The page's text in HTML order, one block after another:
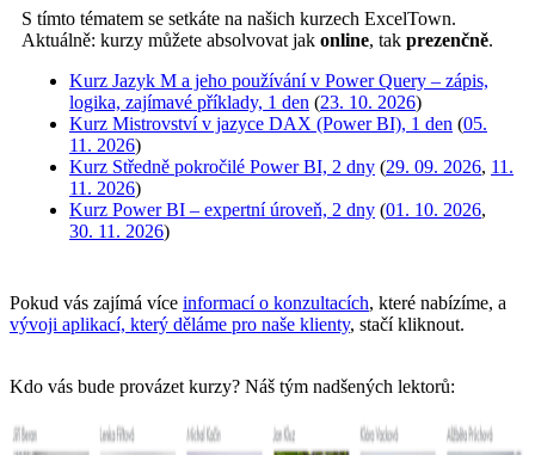
S tímto tématem se setkáte na našich kurzech ExcelTown.
Aktuálně: kurzy můžete absolvovat jak online, tak prezenčně.
Kurz Jazyk M a jeho používání v Power Query – zápis,
logika, zajímavé příklady, 1 den (23. 10. 2026)
Kurz Mistrovství v jazyce DAX (Power BI), 1 den (05.
11. 2026)
Kurz Středně pokročilé Power BI, 2 dny (29. 09. 2026, 11.
11. 2026)
Kurz Power BI – expertní úroveň, 2 dny (01. 10. 2026,
30. 11. 2026)
Pokud vás zajímá více informací o konzultacích, které nabízíme, a
vývoji aplikací, který děláme pro naše klienty, stačí kliknout.
Kdo vás bude provázet kurzy? Náš tým nadšených lektorů: